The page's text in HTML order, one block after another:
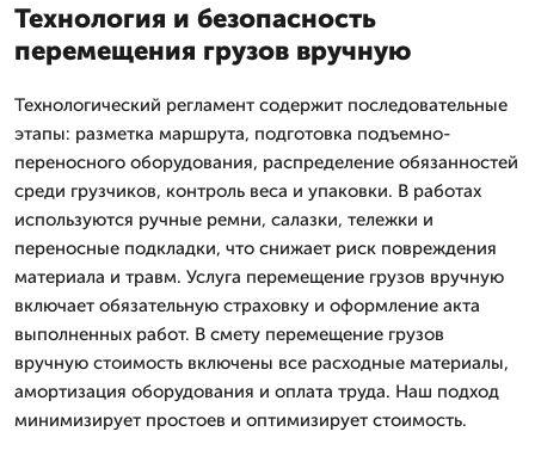
Технология и безопасность
перемещения грузов вручную
Технологический регламент содержит последовательные
этапы: разметка маршрута, подготовка подъемно-
переносного оборудования, распределение обязанностей
среди грузчиков, контроль веса и упаковки. В работах
используются ручные ремни, салазки, тележки и
переносные подкладки, что снижает риск повреждения
материала и травм. Услуга перемещение грузов вручную
включает обязательную страховку и оформление акта
выполненных работ. В смету перемещение грузов
вручную стоимость включены все расходные материалы,
амортизация оборудования и оплата труда. Наш подход
минимизирует простоев и оптимизирует стоимость.